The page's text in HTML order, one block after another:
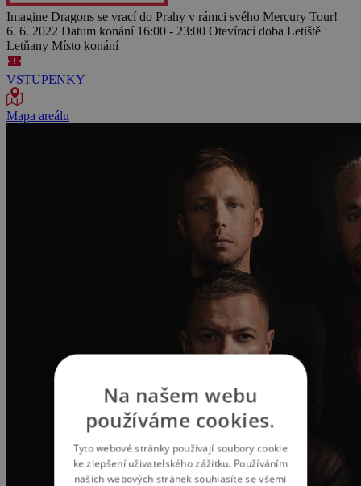
Imagine Dragons se vrací do Prahy v rámci svého Mercury Tour!
6. 6. 2022 Datum konání 16:00 - 23:00 Otevírací doba Letiště
Letňany Místo konání
VSTUPENKY
Mapa areálu
Na našem webu
používáme cookies.
Tyto webové stránky používají soubory cookie
ke zlepšení uživatelského zážitku. Používáním
našich webových stránek souhlasíte se všemi